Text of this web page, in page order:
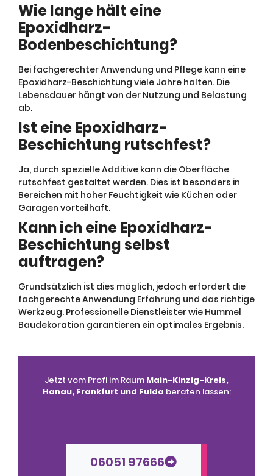
Wie lange hält eine
Epoxidharz-
Bodenbeschichtung?
Bei fachgerechter Anwendung und Pflege kann eine
Epoxidharz-Beschichtung viele Jahre halten. Die
Lebensdauer hängt von der Nutzung und Belastung
ab.
Ist eine Epoxidharz-
Beschichtung rutschfest?
Ja, durch spezielle Additive kann die Oberfläche
rutschfest gestaltet werden. Dies ist besonders in
Bereichen mit hoher Feuchtigkeit wie Küchen oder
Garagen vorteilhaft.
Kann ich eine Epoxidharz-
Beschichtung selbst
auftragen?
Grundsätzlich ist dies möglich, jedoch erfordert die
fachgerechte Anwendung Erfahrung und das richtige
Werkzeug. Professionelle Dienstleister wie Hummel
Baudekoration garantieren ein optimales Ergebnis.
Jetzt vom Profi im Raum Main-Kinzig-Kreis,
Hanau, Frankfurt und Fulda beraten lassen:
06051 97666